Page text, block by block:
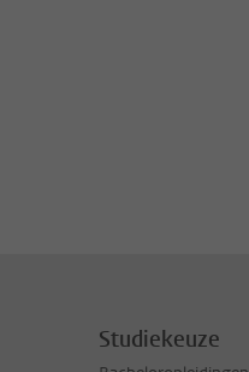
Studiekeuze